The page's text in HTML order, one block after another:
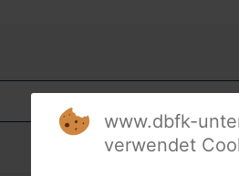
www.dbfk-
verwendet